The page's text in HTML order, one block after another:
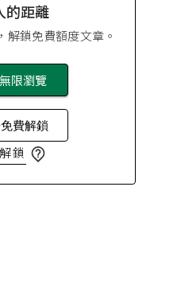
的距離
鎖免費額度文章。
限瀏覽
費解鎖
鎖